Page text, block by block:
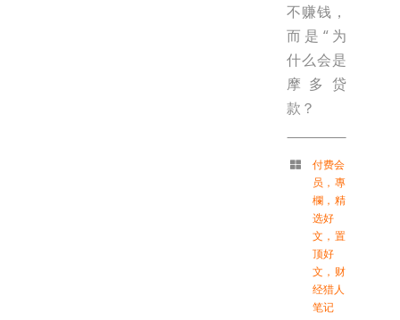
不赚钱，
而是“为
什么会是
摩多贷
款？
付费会
员 ， 專
欄 ， 精
选好
文 ， 置
顶好
文 ， 财
经猎人
笔记